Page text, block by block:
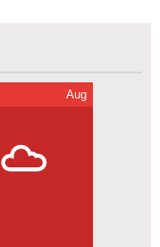
Aug